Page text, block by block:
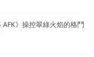
AFK》操控翠綠火焰的格鬥